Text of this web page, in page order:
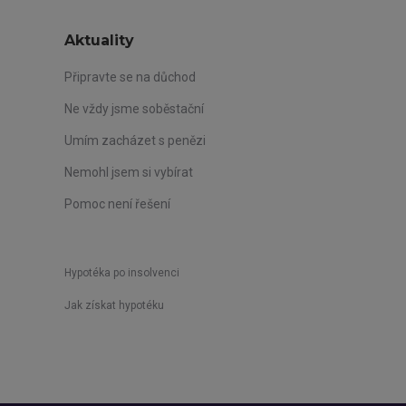
Aktuality
Připravte se na důchod
Ne vždy jsme soběstační
Umím zacházet s penězi
Nemohl jsem si vybírat
Pomoc není řešení
Hypotéka po insolvenci
Jak získat hypotéku